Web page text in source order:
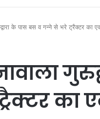
के पास बस व गन्ने से भरे ट्रैक्टर का
का